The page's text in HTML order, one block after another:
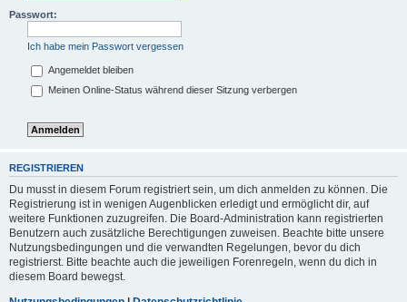
Passwort:
Ich habe mein Passwort vergessen
Angemeldet bleiben
Meinen Online-Status während dieser Sitzung verbergen
REGISTRIEREN
Du musst in diesem Forum registriert sein, um dich anmelden zu können. Die
Registrierung ist in wenigen Augenblicken erledigt und ermöglicht dir, auf
weitere Funktionen zuzugreifen. Die Board-Administration kann registrierten
Benutzern auch zusätzliche Berechtigungen zuweisen. Beachte bitte unsere
Nutzungsbedingungen und die verwandten Regelungen, bevor du dich
registrierst. Bitte beachte auch die jeweiligen Forenregeln, wenn du dich in
diesem Board bewegst.